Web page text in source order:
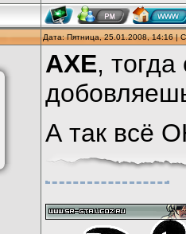
Дата: Пятница, 25.01.2008, 14:16 |
AXE,
А так всё